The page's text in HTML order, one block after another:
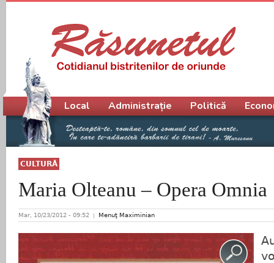
CULTURĂ
Maria Olteanu – Opera Omnia
Mar, 10/23/2012 - 09:52 Menuţ Maximinian
Meniu principal
Local Administrație Politică